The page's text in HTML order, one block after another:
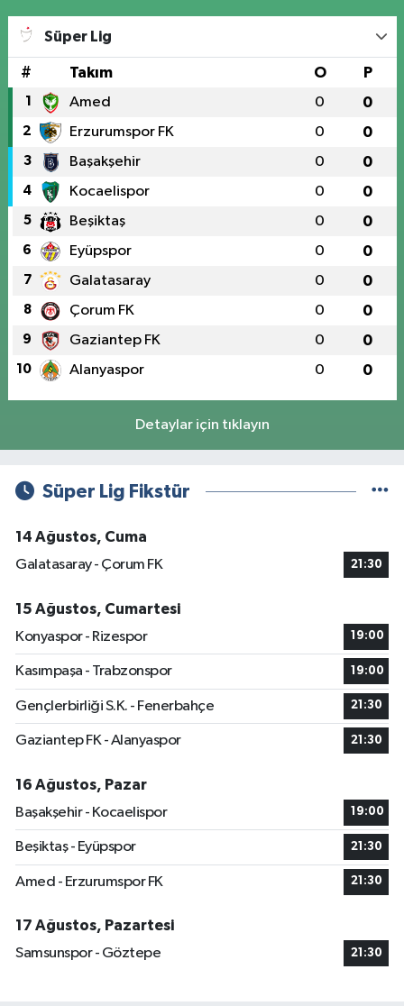
Süper Lig
# Takım O P
1 Amed 0 0
2 Erzurumspor FK 0 0
3 Başakşehir 0 0
4 Kocaelispor 0 0
5 Beşiktaş 0 0
6 Eyüpspor 0 0
7 Galatasaray 0 0
8 Çorum FK 0 0
9 Gaziantep FK 0 0
10 Alanyaspor 0 0
Detaylar için tıklayın
Süper Lig Fikstür
14 Ağustos, Cuma
Galatasaray - Çorum FK
21:30
15 Ağustos, Cumartesi
Konyaspor - Rizespor
19:00
Kasımpaşa - Trabzonspor 19:00
Gençlerbirliği S.K. - Fenerbahçe 21:30
Gaziantep FK - Alanyaspor 21:30
16 Ağustos, Pazar
Başakşehir - Kocaelispor
19:00
Beşiktaş - Eyüpspor 21:30
Amed - Erzurumspor FK 21:30
17 Ağustos, Pazartesi
Samsunspor - Göztepe
21:30